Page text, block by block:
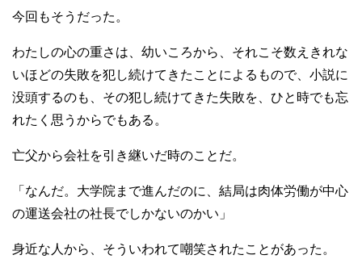
今回もそうだった。
わたしの心の重さは、幼いころから、それこそ数えきれな
いほどの失敗を犯し続けてきたことによるもので、小説に
没頭するのも、その犯し続けてきた失敗を、ひと時でも忘
れたく思うからでもある。
亡父から会社を引き継いだ時のことだ。
「なんだ。大学院まで進んだのに、結局は肉体労働が中心
の運送会社の社長でしかないのかい」
身近な人から、そういわれて嘲笑されたことがあった。